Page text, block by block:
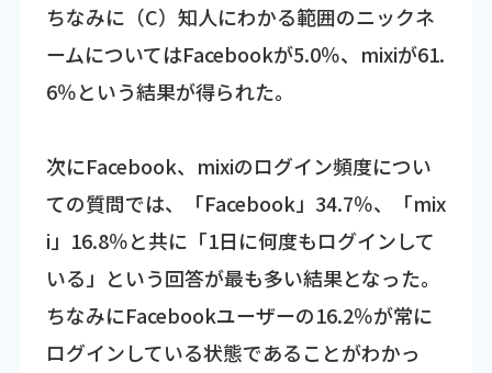
ちなみに（C）知人にわかる範囲のニックネ
ームについてはFacebookが5.0％、mixiが61.
6％という結果が得られた。
次にFacebook、mixiのログイン頻度につい
ての質問では、「Facebook」34.7％、「mix
i」16.8％と共に「1日に何度もログインして
いる」という回答が最も多い結果となった。
ちなみにFacebookユーザーの16.2％が常に
ログインしている状態であることがわかっ